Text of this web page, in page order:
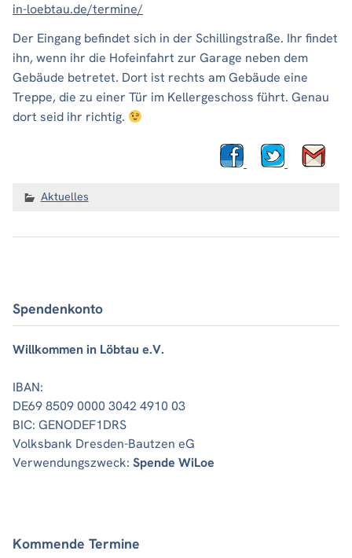
in-loebtau.de/termine/
Der Eingang befindet sich in der Schillingstraße. Ihr findet
ihn, wenn ihr die Hofeinfahrt zur Garage neben dem
Gebäude betretet. Dort ist rechts am Gebäude eine
Treppe, die zu einer Tür im Kellergeschoss führt. Genau
dort seid ihr richtig.
Aktuelles
Spendenkonto
Willkommen in Löbtau e.V.
IBAN:
DE69 8509 0000 3042 4910 03
BIC: GENODEF1DRS
Volksbank Dresden-Bautzen eG
Verwendungszweck: Spende WiLoe
Kommende Termine